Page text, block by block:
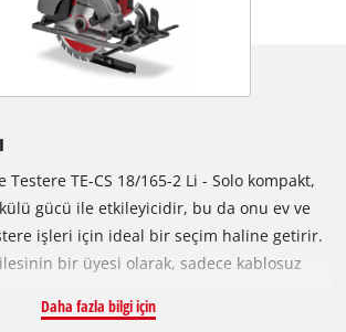
TE-CS 18/165-2 Li - Solo kompakt,
gücü ile etkileyicidir, bu da onu ev ve
işleri için ideal bir seçim haline getirir.
bir üyesi olarak, sadece kablosuz
ve şarj cihazlarıyla da kullanılabilir.
Daha fazla bilgi için